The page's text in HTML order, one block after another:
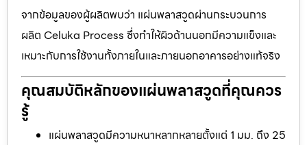
จากข้อมูลของผู้ผลิตพบว่า แผ่นพลาสวูดผ่านกระบวนการ
ผลิต Celuka Process ซึ่งทำให้ผิวด้านนอกมีความแข็งและ
เหมาะกับการใช้งานทั้งภายในและภายนอกอาคารอย่างแท้จริง
คุณสมบัติหลักของแผ่นพลาสวูดที่คุณควร
รู้
แผ่นพลาสวูดมีความหนาหลากหลายตั้งแต่ 1 มม. ถึง 25